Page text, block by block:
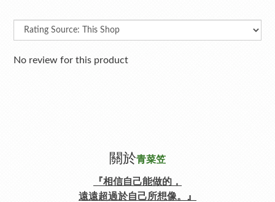
No review for this product
關於青菜笠
『相信自己能做的，
遠遠超過於自己所想像。』